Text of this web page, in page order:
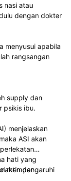
nasi atau
dengan dokter
menyusui apabila
rangsangan
supply dan
psikis ibu.
menjelaskan
ASI akan
hati yang
mempengaruhi
dan